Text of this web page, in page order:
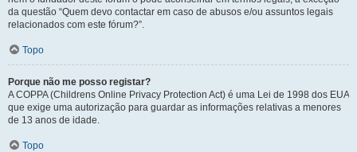
da questão “Quem devo contactar em caso de abusos e/ou assuntos legais
relacionados com este fórum?”.
Topo
Porque não me posso registar?
A COPPA (Childrens Online Privacy Protection Act) é uma Lei de 1998 dos EUA
que exige uma autorização para guardar as informações relativas a menores
de 13 anos de idade.
Topo